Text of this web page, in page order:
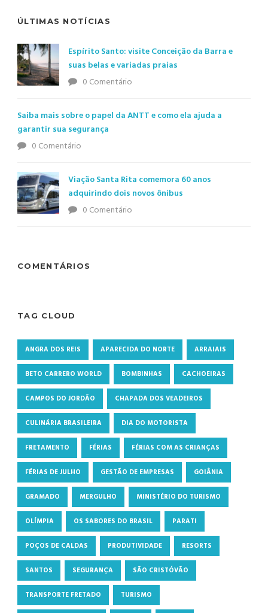
ÚLTIMAS NOTÍCIAS
Espírito Santo: visite Conceição da Barra e
suas belas e variadas praias
0 Comentário
Saiba mais sobre o papel da ANTT e como ela ajuda a
garantir sua segurança
0 Comentário
Viação Santa Rita comemora 60 anos
adquirindo dois novos ônibus
0 Comentário
COMENTÁRIOS
TAG CLOUD
ANGRA DOS REIS APARECIDA DO NORTE ARRAIAIS
BETO CARRERO WORLD BOMBINHAS CACHOEIRAS
CAMPOS DO JORDÃO CHAPADA DOS VEADEIROS
CULINÁRIA BRASILEIRA DIA DO MOTORISTA
FRETAMENTO FÉRIAS FÉRIAS COM AS CRIANÇAS
FÉRIAS DE JULHO GESTÃO DE EMPRESAS GOIÂNIA
GRAMADO MERGULHO MINISTÉRIO DO TURISMO
OLÍMPIA OS SABORES DO BRASIL PARATI
POÇOS DE CALDAS PRODUTIVIDADE RESORTS
SANTOS SEGURANÇA SÃO CRISTÓVÃO
TRANSPORTE FRETADO TURISMO